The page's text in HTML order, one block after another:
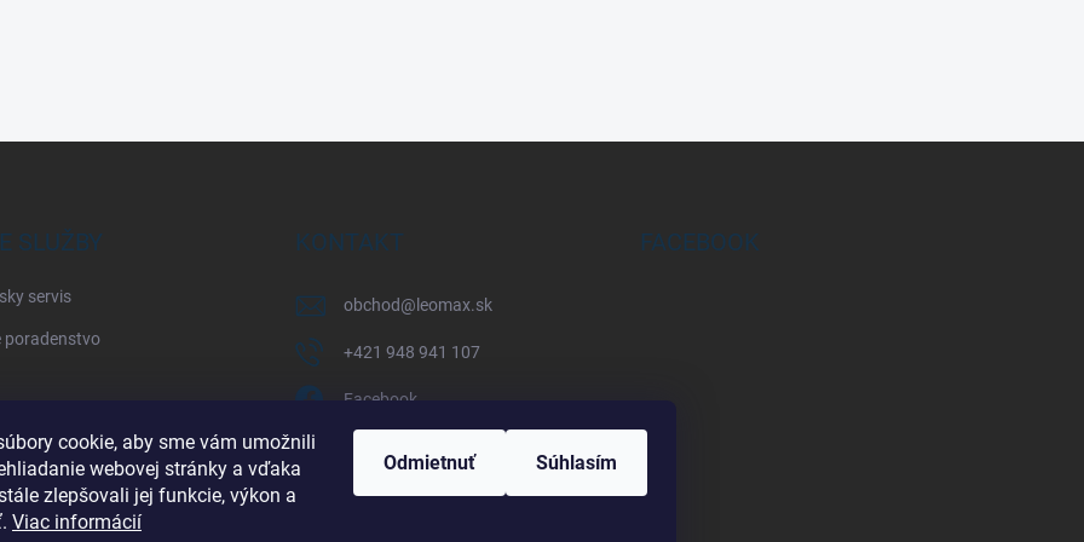
cookie, aby sme vám umožnili
webovej stránky a vďaka
zlepšovali jej funkcie, výkon a
Viac informácií
Odmietnuť Súhlasím
SLUŽBY
servis
poradenstvo
KONTAKT
obchod@ leomax.sk
+421 948 941 107
Facebook
+421 948 941 107
FACEBOOK